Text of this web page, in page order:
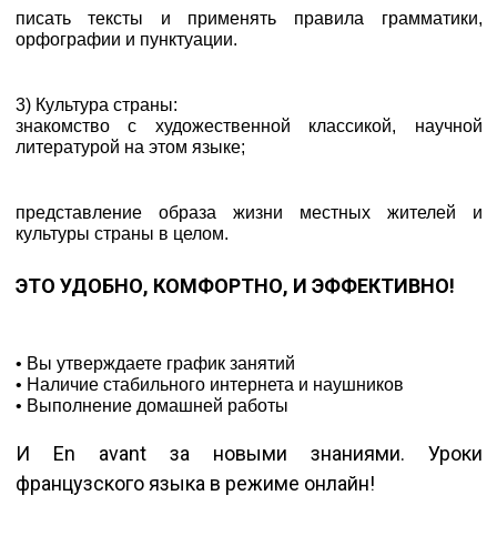
писать тексты и применять правила грамматики,
орфографии и пунктуации.
3) Культура страны:
знакомство с художественной классикой, научной
литературой на этом языке;
представление образа жизни местных жителей и
культуры страны в целом.
ЭТО УДОБНО, КОМФОРТНО, И ЭФФЕКТИВНО!
• Вы утверждаете график занятий
• Наличие стабильного интернета и наушников
• Выполнение домашней работы
И En avant за новыми знаниями. Уроки
французского языка в режиме онлайн!